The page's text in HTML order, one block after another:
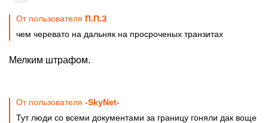
От пользователя П.П.З
чем черевато на дальняк на просроченых транзитах
Мелким штрафом.
От пользователя -SkyNet-
Тут люди со всеми документами за границу гоняли дак воще